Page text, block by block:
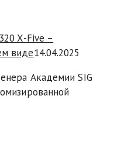
X-Five –
виде14.04.2025
Академии SIG